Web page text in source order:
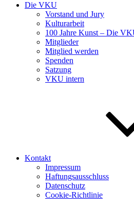
Die VKU
Vorstand und Jury
Kulturarbeit
100 Jahre Kunst – Die
Mitglieder
Mitglied werden
Spenden
Satzung
VKU intern
Kontakt
Impressum
Haftungsausschluss
Datenschutz
Cookie-Richtlinie